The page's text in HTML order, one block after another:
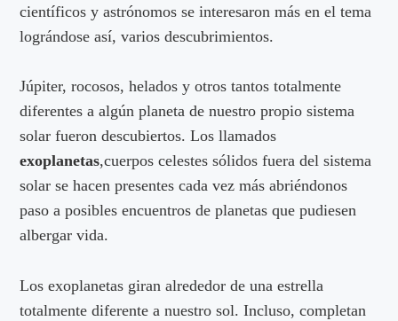
científicos y astrónomos se interesaron más en el tema
lográndose así, varios descubrimientos.
Júpiter, rocosos, helados y otros tantos totalmente
diferentes a algún planeta de nuestro propio sistema
solar fueron descubiertos. Los llamados
exoplanetas,cuerpos celestes sólidos fuera del sistema
solar se hacen presentes cada vez más abriéndonos
paso a posibles encuentros de planetas que pudiesen
albergar vida.
Los exoplanetas giran alrededor de una estrella
totalmente diferente a nuestro sol. Incluso, completan